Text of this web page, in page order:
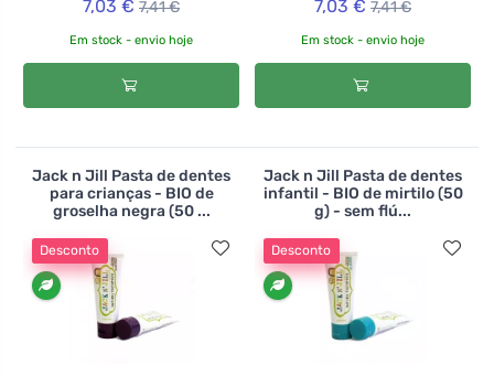
7,03 € 7,41 €
Em stock - envio hoje
7,03 € 7,41 €
Em stock - envio hoje
Jack n Jill Pasta de dentes
para crianças - BIO de
groselha negra (50 ...
Desconto
Jack n Jill Pasta de dentes
infantil - BIO de mirtilo (50
g) - sem flú...
Desconto